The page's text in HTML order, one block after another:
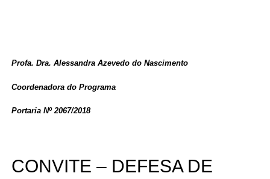
Profa. Dra. Alessandra Azevedo do Nascimento
Coordenadora do Programa
Portaria Nº 2067/2018
CONVITE – DEFESA DE